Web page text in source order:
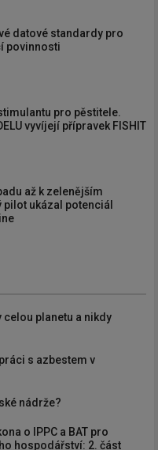
datové standardy pro
povinnosti
pro pěstitele.
vyvíjejí přípravek FISHIT
až k zelenějším
ukázal potenciál
celou planetu a nikdy
s azbestem v
nádrže?
o IPPC a BAT pro
hospodářství: 2. část